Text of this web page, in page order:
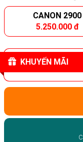
CANON 2900
5.250.000 đ
KHUYẾN MÃI